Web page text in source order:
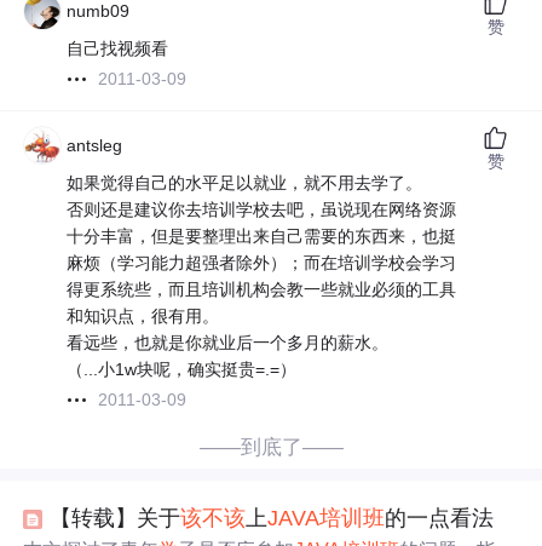
numb09
自己找视频看
2011-03-09
赞
antsleg
如果觉得自己的水平足以就业，就不用去学了。
否则还是建议你去培训学校去吧，虽说现在网络资源
十分丰富，但是要整理出来自己需要的东西来，也挺
麻烦（学习能力超强者除外）；而在培训学校会学习
得更系统些，而且培训机构会教一些就业必须的工具
和知识点，很有用。
看远些，也就是你就业后一个多月的薪水。
（...小1w块呢，确实挺贵=.=）
2011-03-09
赞
——到底了——
【转载】关于该不该上JAVA培训班的一点看法